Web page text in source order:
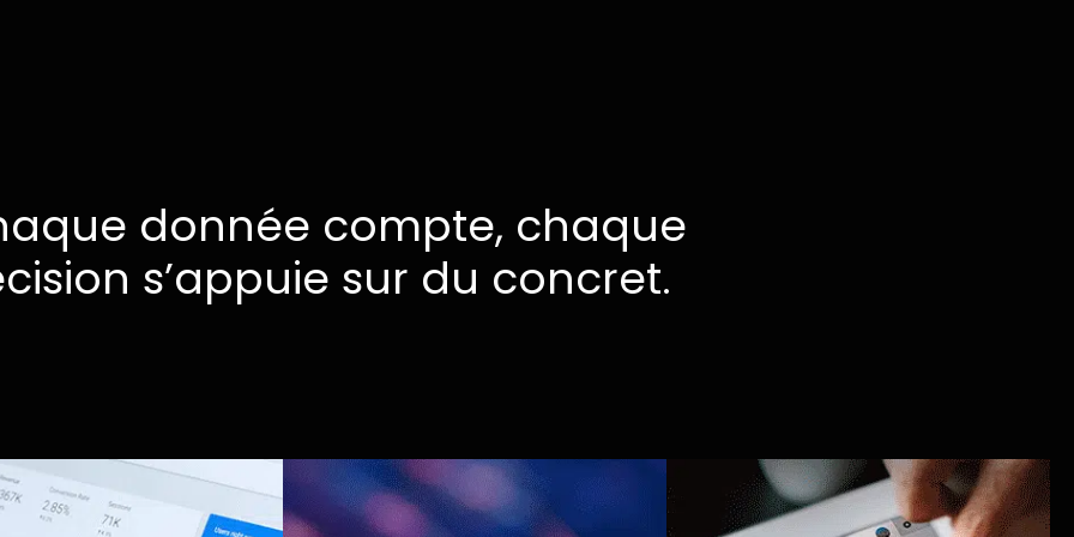
donnée compte, chaque
s’appuie sur du concret.